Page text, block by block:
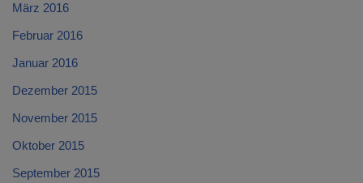
März 2016
Februar 2016
Januar 2016
Dezember 2015
November 2015
Oktober 2015
September 2015